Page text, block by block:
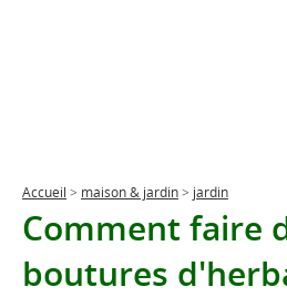
Accueil > maison & jardin> jardin
Comment faire
boutures